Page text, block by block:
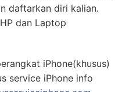
daftarkan diri kalian.
dan Laptop
iPhone(khusus)
service iPhone info